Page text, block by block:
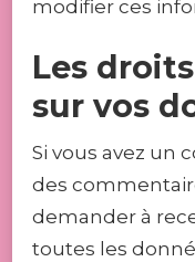
modifier ces
Les
sur vos
Si vous avez un
des
demander à
toutes les